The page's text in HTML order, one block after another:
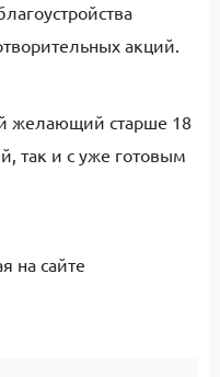
акций.
желающий старше 18
так и с уже готовым
на сайте